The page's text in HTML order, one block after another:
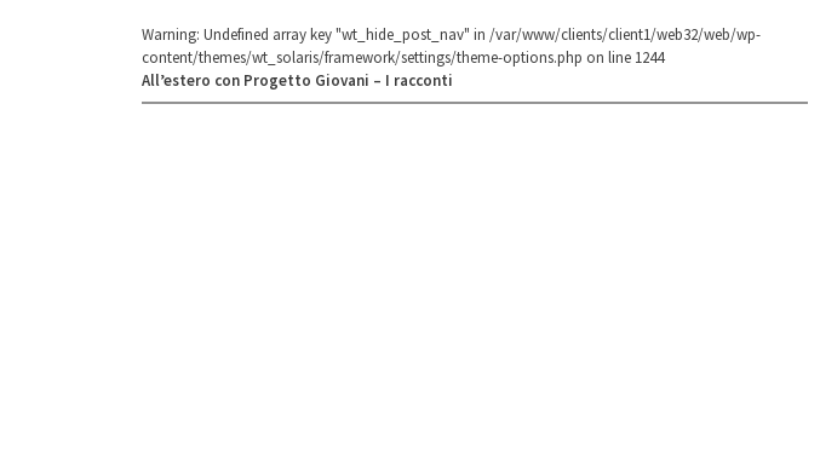
Warning: Undefined array key "wt_hide_post_nav" in /var/www/clients/client1/web32/web/wp-
content/themes/wt_solaris/framework/settings/theme-options.php on line 1244
All’estero con Progetto Giovani – I racconti